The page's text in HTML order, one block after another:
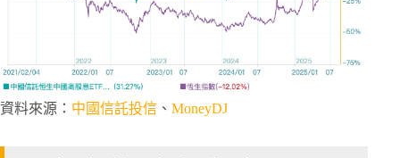
資料來源： 中國信託投信 、 MoneyDJ